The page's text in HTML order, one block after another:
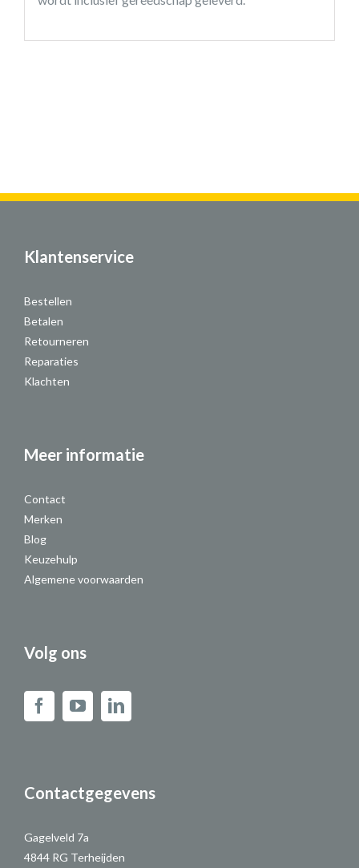
Klantenservice
Bestellen
Betalen
Retourneren
Reparaties
Klachten
Meer informatie
Contact
Merken
Blog
Keuzehulp
Algemene voorwaarden
Volg ons
Contactgegevens
Gagelveld 7a
4844 RG Terheijden